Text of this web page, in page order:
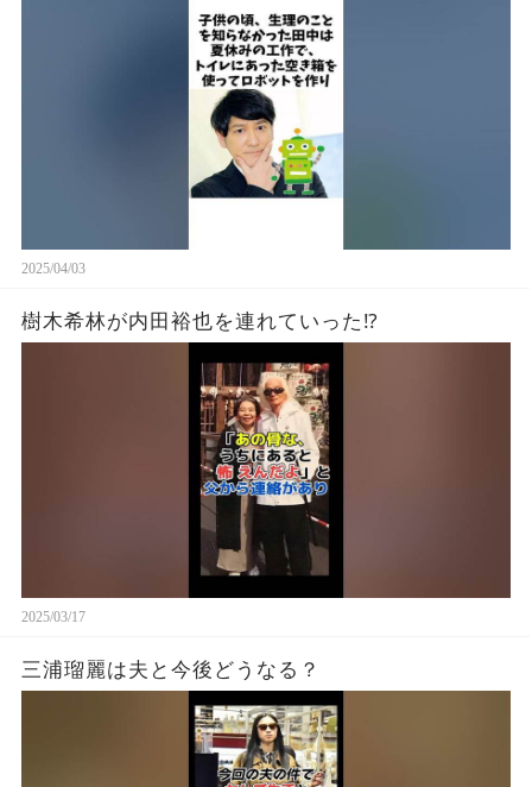
2025/04/03
樹木希林が内田裕也を連れていった⁉︎
2025/03/17
三浦瑠麗は夫と今後どうなる？